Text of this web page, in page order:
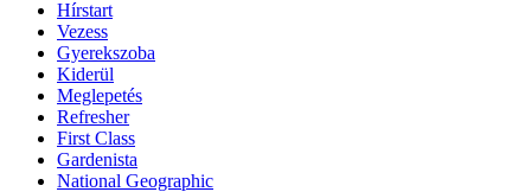
Hírstart
Vezess
Gyerekszoba
Kiderül
Meglepetés
Refresher
First Class
Gardenista
National Geographic